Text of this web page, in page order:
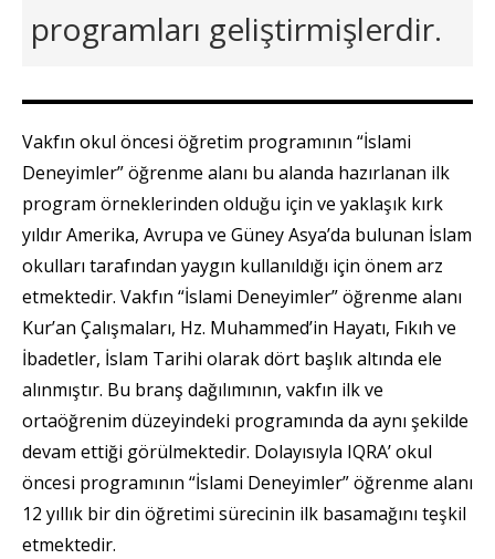
programları geliştirmişlerdir.
Vakfın okul öncesi öğretim programının “İslami
Deneyimler” öğrenme alanı bu alanda hazırlanan ilk
program örneklerinden olduğu için ve yaklaşık kırk
yıldır Amerika, Avrupa ve Güney Asya’da bulunan İslam
okulları tarafından yaygın kullanıldığı için önem arz
etmektedir. Vakfın “İslami Deneyimler” öğrenme alanı
Kur’an Çalışmaları, Hz. Muhammed’in Hayatı, Fıkıh ve
İbadetler, İslam Tarihi olarak dört başlık altında ele
alınmıştır. Bu branş dağılımının, vakfın ilk ve
ortaöğrenim düzeyindeki programında da aynı şekilde
devam ettiği görülmektedir. Dolayısıyla IQRA’ okul
öncesi programının “İslami Deneyimler” öğrenme alanı
12 yıllık bir din öğretimi sürecinin ilk basamağını teşkil
etmektedir.